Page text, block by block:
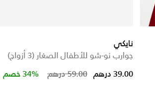
نايكي
جوارب نو-شو للأطفال الصغار (3 أزواج)
Price reduced from 59.00 درهم to
39.00 درهم 34% خصم